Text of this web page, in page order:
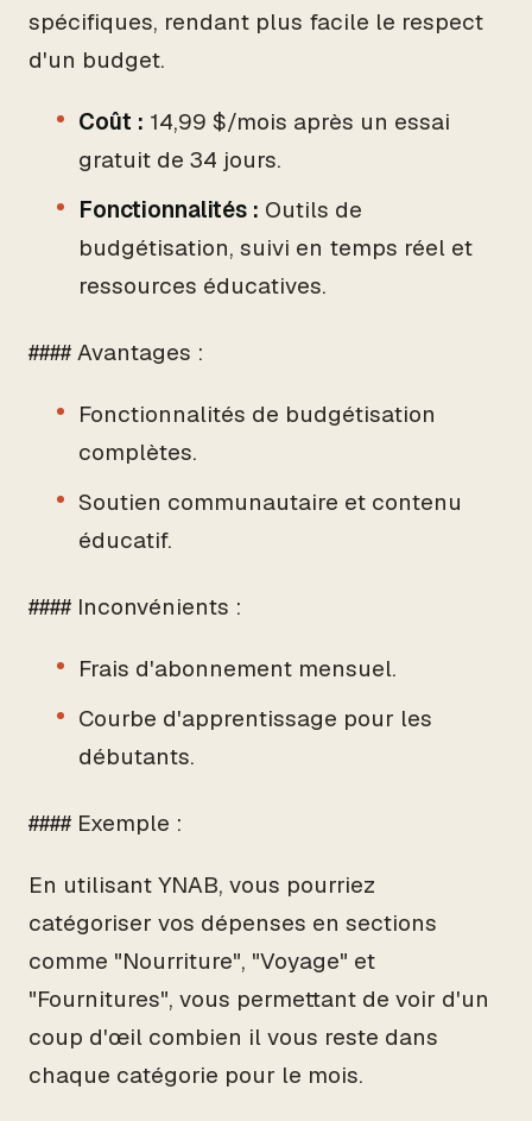
spécifiques, rendant plus facile le respect
d'un budget.
Coût : 14,99 $/mois après un essai
gratuit de 34 jours.
Fonctionnalités : Outils de
budgétisation, suivi en temps réel et
ressources éducatives.
#### Avantages :
Fonctionnalités de budgétisation
complètes.
Soutien communautaire et contenu
éducatif.
#### Inconvénients :
Frais d'abonnement mensuel.
Courbe d'apprentissage pour les
débutants.
#### Exemple :
En utilisant YNAB, vous pourriez
catégoriser vos dépenses en sections
comme "Nourriture", "Voyage" et
"Fournitures", vous permettant de voir d'un
coup d'œil combien il vous reste dans
chaque catégorie pour le mois.